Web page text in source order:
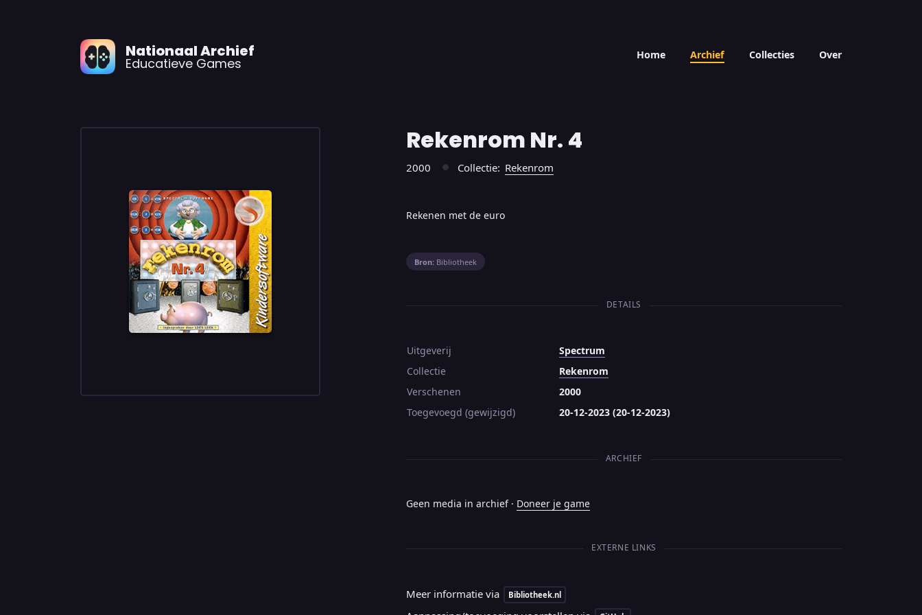
Nationaal Archief
Educatieve Games
Home Archief Collecties Over
Rekenrom Nr. 4
2000 ● Collectie: Rekenrom
Rekenen met de euro
Bron: Bibliotheek
DETAILS
Uitgeverij
Spectrum
Collectie
Rekenrom
Verschenen
2000
Toegevoegd (gewijzigd)
20-12-2023 (20-12-2023)
ARCHIEF
Geen media in archief · Doneer je game
EXTERNE LINKS
Meer informatie via Bibliotheek.nl